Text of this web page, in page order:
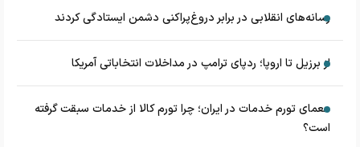
رسانه‌های انقلابی در برابر دروغ‌پراکنی دشمن ایستادگی کردند
از برزیل تا اروپا؛ ردپای ترامپ در مداخلات انتخاباتی آمریکا
معمای تورم خدمات در ایران؛ چرا تورم کالا از خدمات سبقت گرفته
است؟